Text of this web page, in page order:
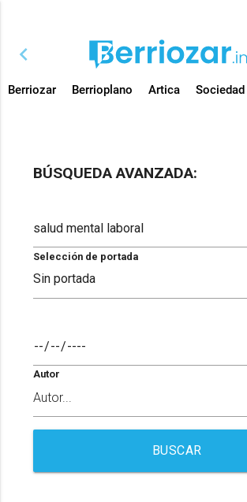
chevron_left
Berriozar Berrioplano Artica Sociedad
BÚSQUEDA AVANZADA:
Selección de portada
Autor
BUSCAR